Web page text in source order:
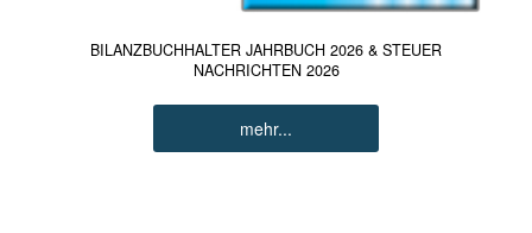
BILANZBUCHHALTER JAHRBUCH 2026 & STEUER
NACHRICHTEN 2026
mehr...